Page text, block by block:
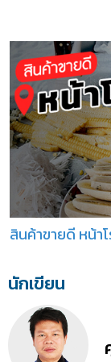
สินค้าขายดี หน้า
นักเขียน